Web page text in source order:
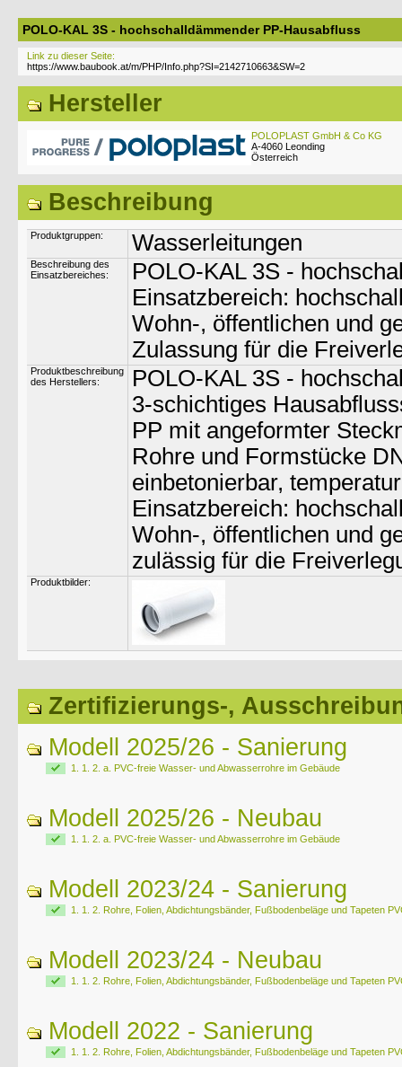
POLO-KAL 3S - hochschalldämmender PP-Hausabfluss
Link zu dieser Seite:
Hersteller
POLOPLAST GmbH & Co KG
A-4060 Leonding
Österreich
Beschreibung
Produktgruppen: Wasserleitungen
Beschreibung des
Einsatzbereiches:
POLO-KAL 3S -
Einsatzbereich:
Wohn-, öffentlichen und
Zulassung für die
Produktbeschreibung
des Herstellers:
POLO-KAL 3S -
3-schichtiges
PP mit angeformter
Rohre und Formstücke
einbetonierbar,
Einsatzbereich:
Wohn-, öffentlichen und
zulässig für die
Produktbilder:
Zertifizierungs-,
Modell 2025/26 - Sanierung
1. 1. 2. a. PVC-freie Wasser- und Abwasserrohre im Gebäude
Modell 2025/26 - Neubau
1. 1. 2. a. PVC-freie Wasser- und Abwasserrohre im Gebäude
Modell 2023/24 - Sanierung
1. 1. 2. Rohre, Folien, Abdichtungsbänder, Fußbodenbeläge und Tapeten
Modell 2023/24 - Neubau
1. 1. 2. Rohre, Folien, Abdichtungsbänder, Fußbodenbeläge und Tapeten
Modell 2022 - Sanierung
1. 1. 2. Rohre, Folien, Abdichtungsbänder, Fußbodenbeläge und Tapeten